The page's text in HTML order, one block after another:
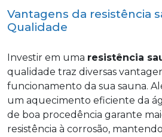
Vantagens da resistência
Qualidade
Investir em uma resistência
qualidade traz diversas
funcionamento da sua sauna.
um aquecimento eficiente da
de boa procedência garante
resistência à corrosão,